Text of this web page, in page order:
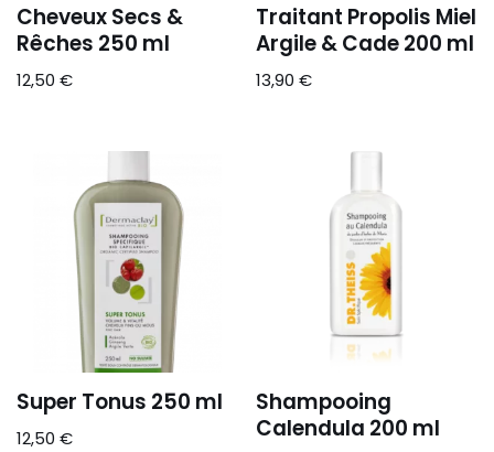
Cheveux Secs &
Rêches 250 ml
12,50 €
Traitant Propolis Miel
Argile & Cade 200 ml
13,90€
Super Tonus 250 ml
12,50 €
Shampooing
Calendula 200 ml